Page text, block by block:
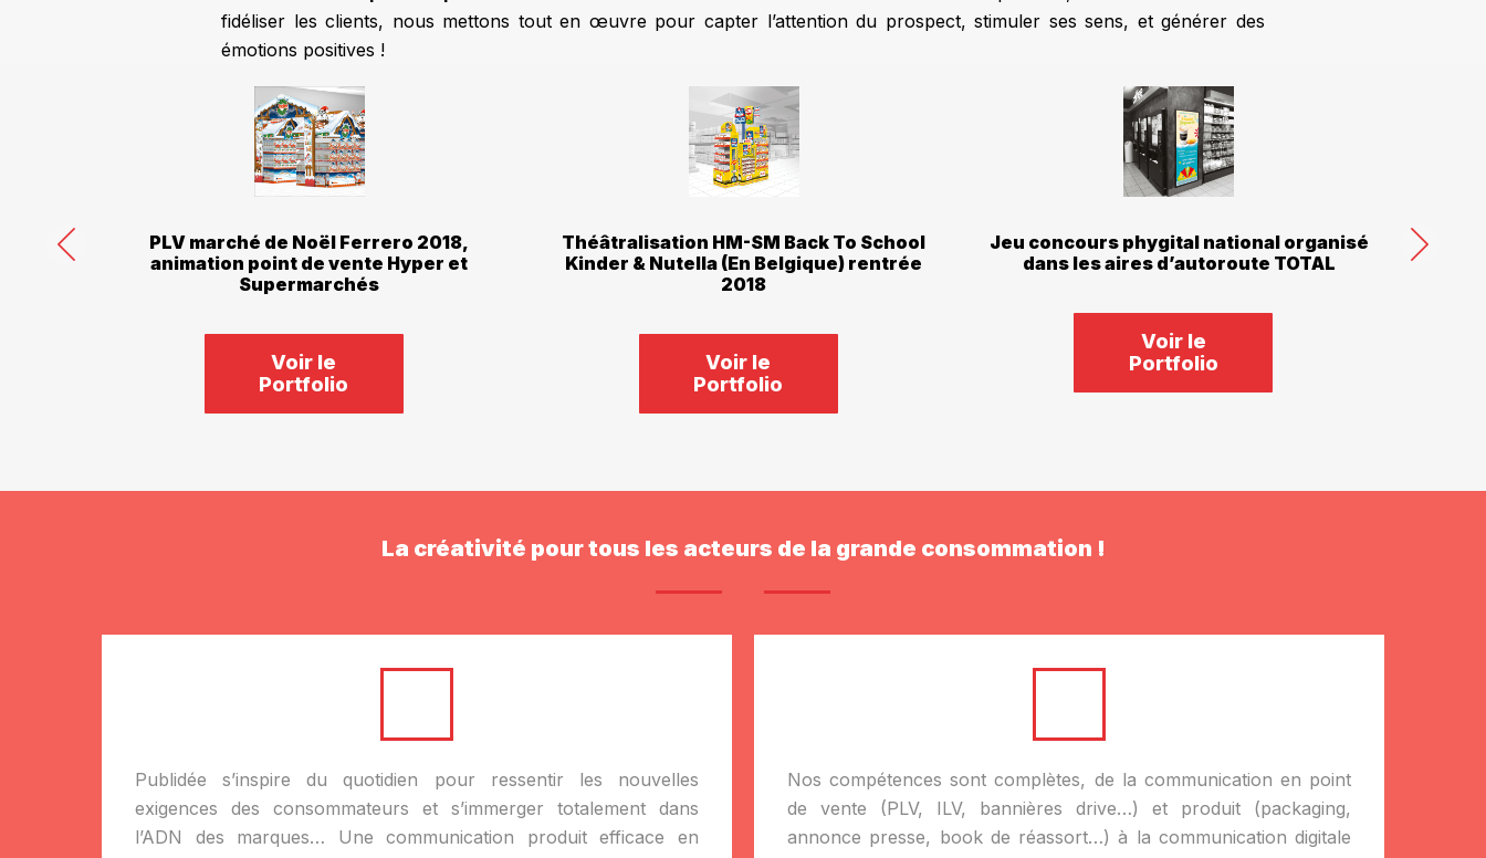
fidéliser les clients, nous mettons tout en œuvre pour capter l’attention du prospect, stimuler ses sens, et générer des
émotions positives !
PLV marché de Noël Ferrero 2018,
animation point de vente Hyper et
Supermarchés
Voir le
Portfolio
Théâtralisation HM-SM Back To School
Kinder & Nutella (En Belgique) rentrée
2018
Voir le
Portfolio
Jeu concours phygital national organisé
dans les aires d’autoroute TOTAL
Voir le
Portfolio
La créativité pour tous les acteurs de la grande consommation !
Publidée s’inspire du quotidien pour ressentir les nouvelles
exigences des consommateurs et s’immerger totalement dans
l’ADN des marques… Une communication produit efficace en
Nos compétences sont complètes, de la communication en point
de vente (PLV, ILV, bannières drive…) et produit (packaging,
annonce presse, book de réassort…) à la communication digitale